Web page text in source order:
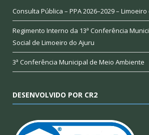
Consulta Pública – PPA 2026–2029 –
Regimento Interno da 13ª Conferência
Social de Limoeiro do Ajuru
3ª Conferência Municipal de Meio Ambiente
DESENVOLVIDO POR CR2